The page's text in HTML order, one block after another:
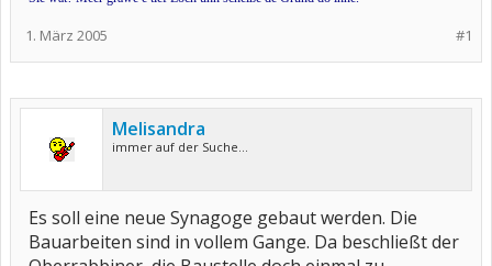
#1
1. März 2005
Melisandra
immer auf der Suche...
Es soll eine neue Synagoge gebaut werden. Die
Bauarbeiten sind in vollem Gange. Da beschließt der